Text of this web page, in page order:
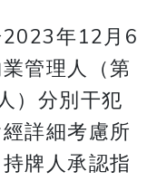
2023年12月6
管理人（第
）分別干犯
詳細考慮所
牌人承認指